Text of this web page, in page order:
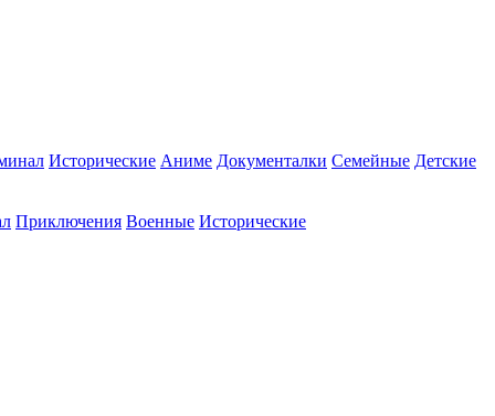
Исторические Аниме Документалки Семейные Детские
Приключения Военные Исторические